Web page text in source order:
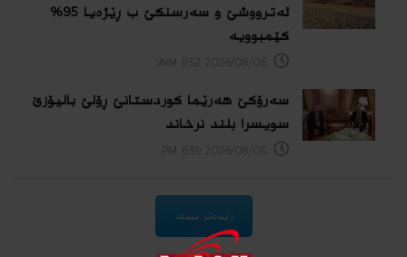
ئەترووشێ و سەرسنكێ ب ڕێژەیا 95%
كێمبوویە
سەرۆکێ هەرێما کوردستانێ ڕۆلێ بالیۆزێ
سویسرا بلند نرخاند
زێدەتر ببینە